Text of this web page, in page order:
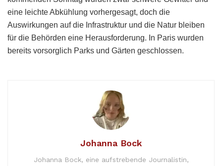
eine leichte Abkühlung vorhergesagt, doch die
Auswirkungen auf die Infrastruktur und die Natur bleiben
für die Behörden eine Herausforderung. In Paris wurden
bereits vorsorglich Parks und Gärten geschlossen.
Johanna Bock
Johanna Bock, eine aufstrebende Journalistin,